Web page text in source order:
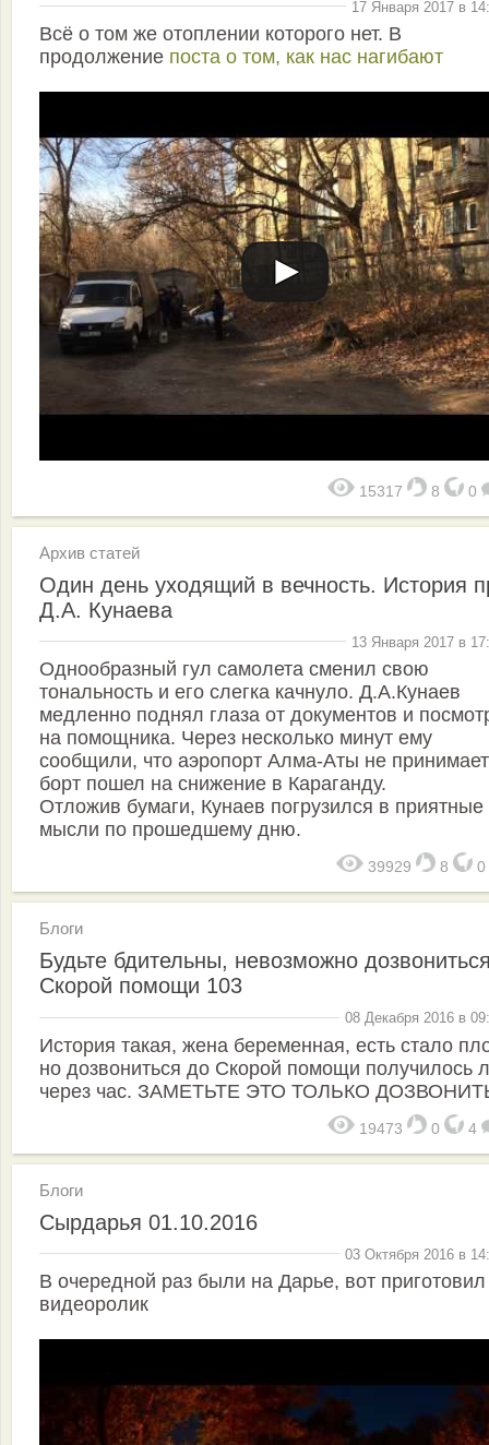
17 Января 2017 в
Всё о том же отоплении которого нет. В
продолжение поста о том, как нас нагибают
15317 8 0
Архив статей
Один день уходящий в вечность. История
Д.А. Кунаева
13 Января 2017 в
Однообразный гул самолета сменил свою
тональность и его слегка качнуло. Д.А.Кунаев
медленно поднял глаза от документов и
на помощника. Через несколько минут ему
сообщили, что аэропорт Алма-Аты не
борт пошел на снижение в Караганду.
Отложив бумаги, Кунаев погрузился в приятные
мысли по прошедшему дню.
39929 8 0
Блоги
Будьте бдительны, невозможно
Скорой помощи 103
08 Декабря 2016 в
История такая, жена беременная, есть стало
но дозвониться до Скорой помощи получилось
через час. ЗАМЕТЬТЕ ЭТО ТОЛЬКО
19473 0 4
Блоги
Сырдарья 01.10.2016
03 Октября 2016 в
В очередной раз были на Дарье, вот приготовил
видеоролик